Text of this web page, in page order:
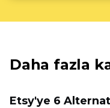
Daha fazla
Etsy'ye 6